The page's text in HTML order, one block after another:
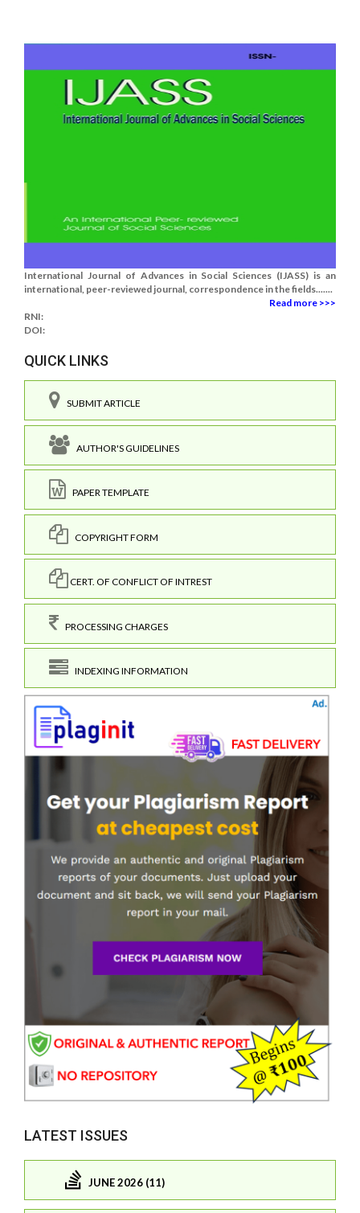
International Journal of Advances in Social Sciences (IJASS) is an
international, peer-reviewed journal, correspondence in the fields.......
Read more >>>
RNI:
DOI:
QUICK LINKS
SUBMIT ARTICLE
AUTHOR'S GUIDELINES
PAPER TEMPLATE
COPYRIGHT FORM
CERT. OF CONFLICT OF INTREST
PROCESSING CHARGES
INDEXING INFORMATION
LATEST ISSUES
JUNE 2026 (11)